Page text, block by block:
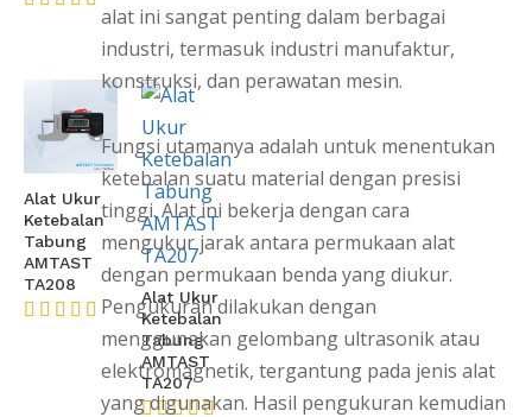
★★★★★
Alat Ukur
Ketebalan
Tabung
AMTAST
TA208
★★★★★
Alat Ukur
Ketebalan
Tabung
AMTAST
TA207
alat ini sangat penting dalam berbagai
industri, termasuk industri manufaktur,
konstruksi, dan perawatan mesin.
Fungsi utamanya adalah untuk menentukan
ketebalan suatu material dengan presisi
tinggi. Alat ini bekerja dengan cara
mengukur jarak antara permukaan alat
dengan permukaan benda yang diukur.
Pengukuran dilakukan dengan
menggunakan gelombang ultrasonik atau
elektromagnetik, tergantung pada jenis alat
yang digunakan. Hasil pengukuran kemudian